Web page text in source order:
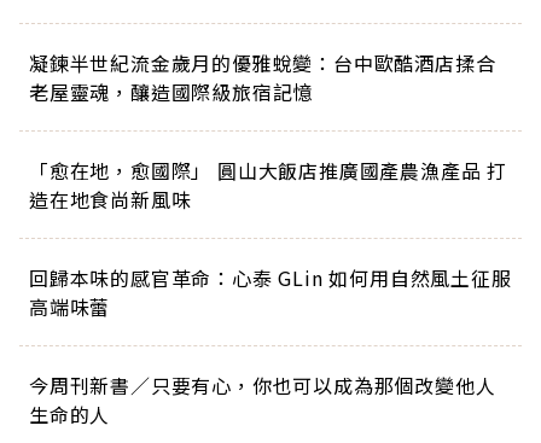
凝鍊半世紀流金歲月的優雅蛻變：台中歐酷酒店揉合
老屋靈魂，釀造國際級旅宿記憶
「愈在地，愈國際」 圓山大飯店推廣國產農漁產品 打
造在地食尚新風味
回歸本味的感官革命：心泰 GLin 如何用自然風土征服
高端味蕾
今周刊新書／只要有心，你也可以成為那個改變他人
生命的人